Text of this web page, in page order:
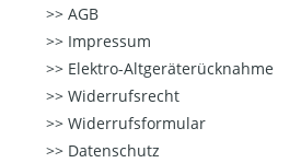
AGB
Impressum
Elektro-Altgeräterücknahme
Widerrufsrecht
Widerrufsformular
Datenschutz